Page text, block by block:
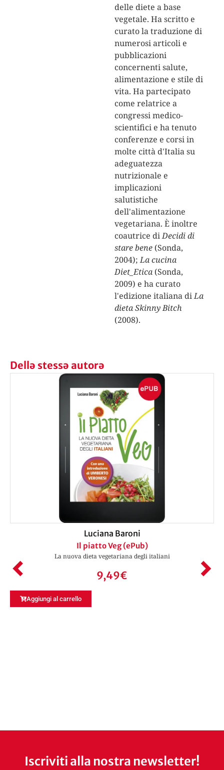
delle diete a base
vegetale. Ha scritto e
curato la traduzione di
numerosi articoli e
pubblicazioni
concernenti salute,
alimentazione e stile di
vita. Ha partecipato
come relatrice a
congressi medico-
scientifici e ha tenuto
conferenze e corsi in
molte città d'Italia su
adeguatezza
nutrizionale e
implicazioni
salutistiche
dell'alimentazione
vegetariana. È inoltre
coautrice diDecidi di
stare bene(Sonda,
2004);La cucina
Diet_Etica(Sonda,
2009) e ha curato
l'edizione italiana diLa
dieta Skinny Bitch
(2008).
Dellə stessə autorə
Luciana Baroni
Il piatto Veg (ePub)
La nuova dieta vegetariana degli italiani
9,49€
Aggiungi al carrello
Iscriviti alla nostra newsletter!